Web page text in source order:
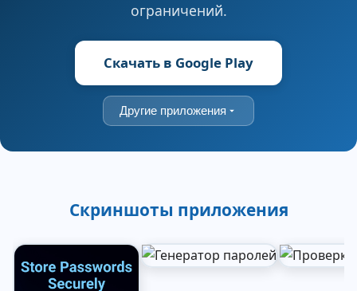
ограничений.
Скачать в Google Play
Другие приложения
Скриншоты приложения